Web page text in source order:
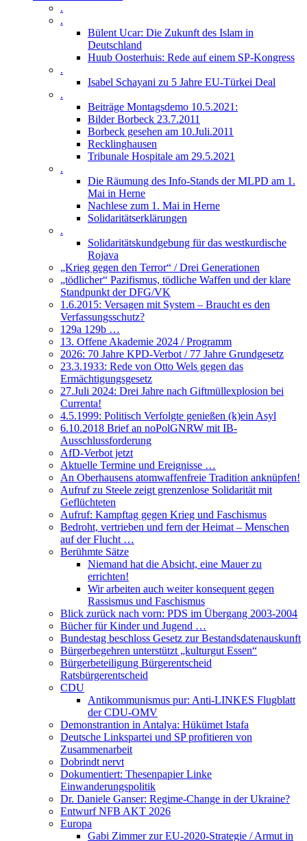
.
.
Bülent Ucar: Die Zukunft des Islam in
Deutschland
Huub Oosterhuis: Rede auf einem SP-Kongress
.
Isabel Schayani zu 5 Jahre EU-Türkei Deal
.
Beiträge Montagsdemo 10.5.2021:
Bilder Borbeck 23.7.2011
Borbeck gesehen am 10.Juli.2011
Recklinghausen
Tribunale Hospitale am 29.5.2021
.
Die Räumung des Info-Stands der MLPD am 1.
Mai in Herne
Nachlese zum 1. Mai in Herne
Solidaritätserklärungen
.
Solidaritätskundgebung für das westkurdische
Rojava
„Krieg gegen den Terror“ / Drei Generationen
„tödlicher“ Pazifismus, tödliche Waffen und der klare
Standpunkt der DFG/VK
1.6.2015: Versagen mit System – Braucht es den
Verfassungsschutz?
129a 129b …
13. Offene Akademie 2024 / Programm
2026: 70 Jahre KPD-Verbot / 77 Jahre Grundgesetz
23.3.1933: Rede von Otto Wels gegen das
Ermächtigungsgesetz
27.Juli 2024: Drei Jahre nach Giftmüllexplosion bei
Currenta!
4.5.1999: Politisch Verfolgte genießen (k)ein Asyl
6.10.2018 Brief an noPolGNRW mit IB-
Ausschlussforderung
AfD-Verbot jetzt
Aktuelle Termine und Ereignisse …
An Oberhausens atomwaffenfreie Tradition anknüpfen!
Aufruf zu Steele zeigt grenzenlose Solidarität mit
Geflüchteten
Aufruf: Kampftag gegen Krieg und Faschismus
Bedroht, vertrieben und fern der Heimat – Menschen
auf der Flucht …
Berühmte Sätze
Niemand hat die Absicht, eine Mauer zu
errichten!
Wir arbeiten auch weiter konsequent gegen
Rassismus und Faschismus
Blick zurück nach vorn: PDS im Übergang 2003-2004
Bücher für Kinder und Jugend …
Bundestag beschloss Gesetz zur Bestandsdatenauskunft
Bürgerbegehren unterstützt „kulturgut Essen“
Bürgerbeteiligung Bürgerentscheid
Ratsbürgerentscheid
CDU
Antikommunismus pur: Anti-LINKES Flugblatt
der CDU-OMV
Demonstrantion in Antalya: Hükümet Istafa
Deutsche Linkspartei und SP profitieren von
Zusammenarbeit
Dobrindt nervt
Dokumentiert: Thesenpapier Linke
Einwanderungspolitik
Dr. Daniele Ganser: Regime-Change in der Ukraine?
Entwurf NFB AKT 2026
Europa
Gabi Zimmer zur EU-2020-Strategie / Armut in